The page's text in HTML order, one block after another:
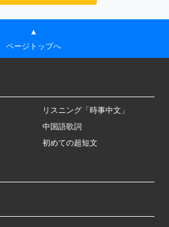
▲
ページトップへ
リスニング「時事中文」
中国語歌詞
初めての超短文